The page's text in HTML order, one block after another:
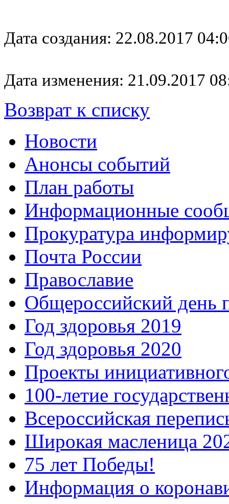
Дата создания: 22.08.2017
Дата изменения: 21.09.2017
Возврат к списку
Новости
Анонсы событий
План работы
Информационные
Прокуратура
Почта России
Православие
Общероссийский день
Год здоровья 2019
Год здоровья 2020
Проекты
100-летие
Всероссийская
Широкая масленица
75 лет Победы!
Информация о